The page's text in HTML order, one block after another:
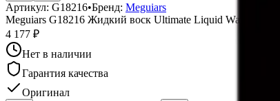
Артикул: G18216•Бренд: Meguiars
Meguiars G18216 Жидкий воск Ultimate Liquid Wax, 432 мл
4 177 ₽
Нет в наличии
Гарантия качества
Оригинал